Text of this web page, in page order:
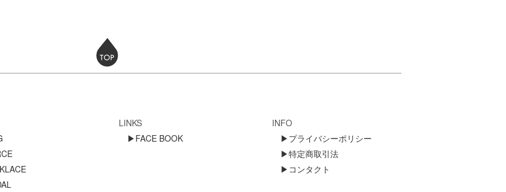
LINKS
▶FACE BOOK
INFO
▶プライバシーポリシー
▶特定商取引法
▶コンタクト